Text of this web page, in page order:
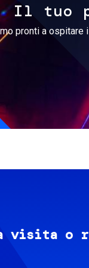
Il tuo
pronti a ospitare
o